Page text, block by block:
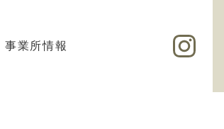
事業所情報